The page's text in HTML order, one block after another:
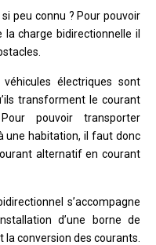
peu connu ? Pour pouvoir
charge bidirectionnelle il
électriques sont
transforment le courant
pouvoir transporter
une habitation, il faut donc
alternatif en courant
s’accompagne
d’une borne de
conversion des courants.